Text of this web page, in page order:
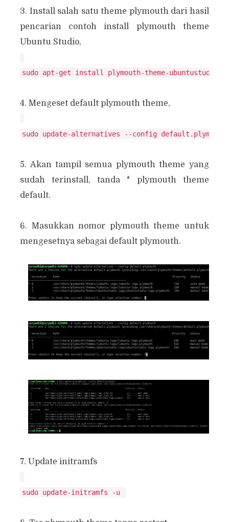
3. Install salah satu theme plymouth dari hasil
pencarian contoh install plymouth theme
Ubuntu Studio,
4. Mengeset default plymouth theme,
5. Akan tampil semua plymouth theme yang
sudah terinstall, tanda * plymouth theme
default.
6. Masukkan nomor plymouth theme untuk
mengesetnya sebagai default plymouth.
7. Update initramfs